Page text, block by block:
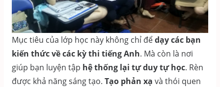
Mục tiêu của lớp học này không chỉ đểdạy các bạn
kiến thức về các kỳ thi tiếng Anh. Mà còn là nơi
giúp bạn luyện tập hệ thống lại tự duy tự học. Rèn
được khả năng sáng tạo. Tạo phản xạ và thói quen